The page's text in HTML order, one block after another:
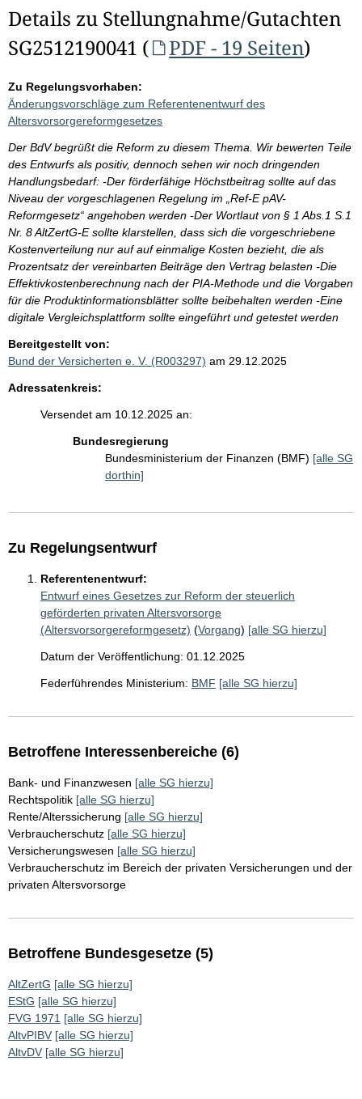
Details zu Stellungnahme/Gutachten
SG2512190041 (
PDF - 19 Seiten)
Zu Regelungsvorhaben:
Änderungsvorschläge zum Referentenentwurf des
Altersvorsorgereformgesetzes
Der BdV begrüßt die Reform zu diesem Thema. Wir bewerten Teile
des Entwurfs als positiv, dennoch sehen wir noch dringenden
Handlungsbedarf: -Der förderfähige Höchstbeitrag sollte auf das
Niveau der vorgeschlagenen Regelung im „Ref-E pAV-
Reformgesetz“ angehoben werden -Der Wortlaut von § 1 Abs.1 S.1
Nr. 8 AltZertG-E sollte klarstellen, dass sich die vorgeschriebene
Kostenverteilung nur auf auf einmalige Kosten bezieht, die als
Prozentsatz der vereinbarten Beiträge den Vertrag belasten -Die
Effektivkostenberechnung nach der PIA-Methode und die Vorgaben
für die Produktinformationsblätter sollte beibehalten werden -Eine
digitale Vergleichsplattform sollte eingeführt und getestet werden
Bereitgestellt von:
Bund der Versicherten e. V. (R003297) am 29.12.2025
Adressatenkreis:
Versendet am 10.12.2025 an:
Bundesregierung
Bundesministerium der Finanzen (BMF) [alle SG
dorthin]
Zu Regelungsentwurf
Referentenentwurf:
Entwurf eines Gesetzes zur Reform der steuerlich
geförderten privaten Altersvorsorge
(Altersvorsorgereformgesetz) (Vorgang) [alle SG hierzu]
Datum der Veröffentlichung: 01.12.2025
Federführendes Ministerium: BMF [alle SG hierzu]
Betroffene Interessenbereiche (6)
Bank- und Finanzwesen [alle SG hierzu]
Rechtspolitik [alle SG hierzu]
Rente/Alterssicherung [alle SG hierzu]
Verbraucherschutz [alle SG hierzu]
Versicherungswesen [alle SG hierzu]
Verbraucherschutz im Bereich der privaten Versicherungen und der
privaten Altersvorsorge
Betroffene Bundesgesetze (5)
AltZertG [alle SG hierzu]
EStG [alle SG hierzu]
FVG 1971 [alle SG hierzu]
AltvPIBV [alle SG hierzu]
AltvDV [alle SG hierzu]